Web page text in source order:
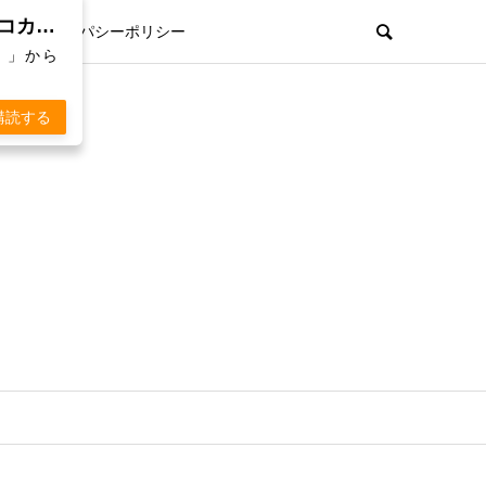
プライパシーポリシー
親孝行欲を刺激するWebマガジン「 KOKARA（コカラ）」から通知を受け取る
」から
読する